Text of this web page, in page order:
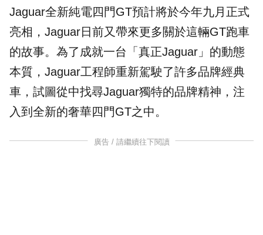
Jaguar全新純電四門GT預計將於今年九月正式
亮相，Jaguar日前又帶來更多關於這輛GT跑車
的故事。為了成就一台「真正Jaguar」的動態
本質，Jaguar工程師重新駕駛了許多品牌經典
車，試圖從中找尋Jaguar獨特的品牌精神，注
入到全新的奢華四門GT之中。
廣告 / 請繼續往下閱讀